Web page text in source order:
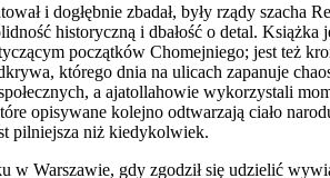
i dogłębnie zbadał, były rządy
historyczną i dbałość o detal.
początków Chomejniego; jest też
którego dnia na ulicach zapanuje
a ajatollahowie wykorzystali
opisywane kolejno odtwarzają ciało
pilniejsza niż kiedykolwiek.
w Warszawie, gdy zgodził się udzielić